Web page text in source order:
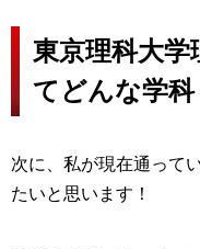
東京理科大学
てどんな学科
次に、私が現在通って
たいと思います！